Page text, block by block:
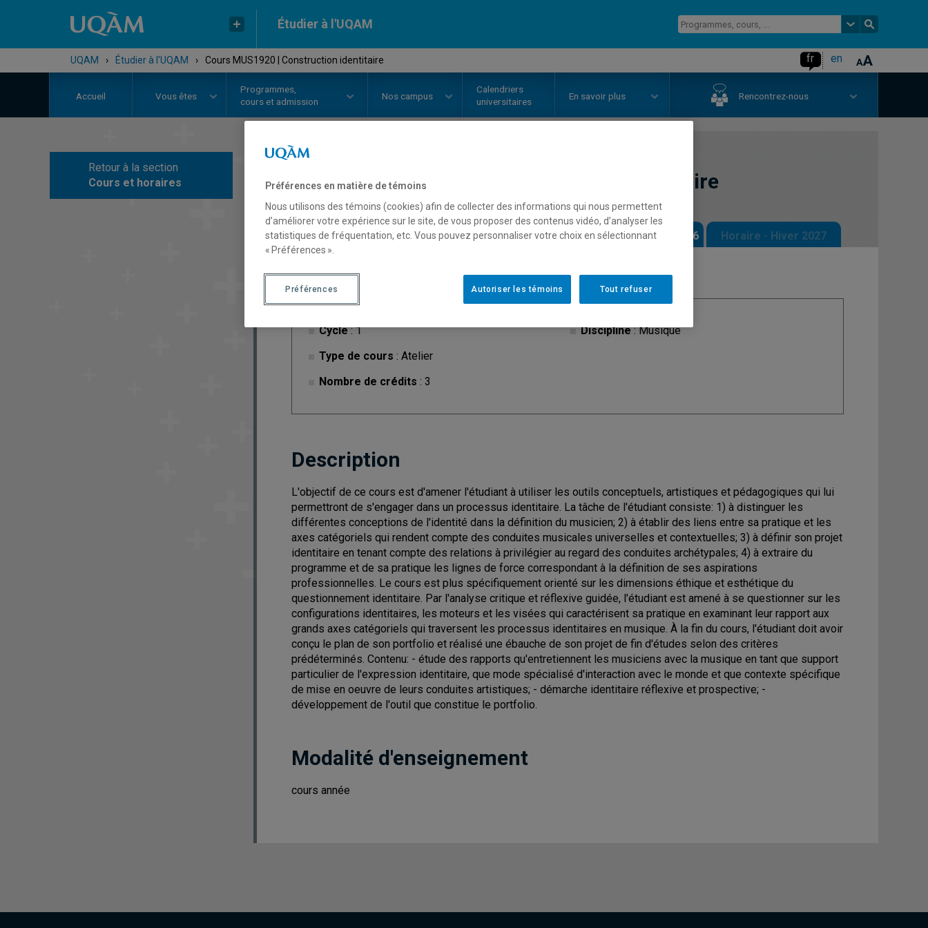
Étudier à l'UQAM
UQAM › Étudier à l'UQAM › Cours MUS1920 | Construction identitaire fr en
Accueil Vous êtes
Programmes,
cours et admission
Nos campus
Calendriers
universitaires
En savoir plus Rencontrez-nous
Retour à la section
Cours et horaires
COURS// MUS1920 Construction identitaire
Description Horaire - Été 2026 Horaire - Automne 2026 Horaire - Hiver 2027
Cycle: 1
Type de cours : Atelier
Nombre de crédits : 3
Discipline: Musique
Description
L'objectif de ce cours est d'amener l'étudiant à utiliser les outils conceptuels, artistiques et pédagogiques qui lui
permettront de s'engager dans un processus identitaire. La tâche de l'étudiant consiste: 1) à distinguer les
différentes conceptions de l'identité dans la définition du musicien; 2) à établir des liens entre sa pratique et les
axes catégoriels qui rendent compte des conduites musicales universelles et contextuelles; 3) à définir son projet
identitaire en tenant compte des relations à privilégier au regard des conduites archétypales; 4) à extraire du
programme et de sa pratique les lignes de force correspondant à la définition de ses aspirations
professionnelles. Le cours est plus spécifiquement orienté sur les dimensions éthique et esthétique du
questionnement identitaire. Par l'analyse critique et réflexive guidée, l'étudiant est amené à se questionner sur les
configurations identitaires, les moteurs et les visées qui caractérisent sa pratique en examinant leur rapport aux
grands axes catégoriels qui traversent les processus identitaires en musique. À la fin du cours, l'étudiant doit avoir
conçu le plan de son portfolio et réalisé une ébauche de son projet de fin d'études selon des critères
prédéterminés. Contenu: - étude des rapports qu'entretiennent les musiciens avec la musique en tant que support
particulier de l'expression identitaire, que mode spécialisé d'interaction avec le monde et que contexte spécifique
de mise en oeuvre de leurs conduites artistiques; - démarche identitaire réflexive et prospective; -
développement de l'outil que constitue le portfolio.
Modalité d'enseignement
cours année
Préférences en matière de témoins
Nous utilisons des témoins (cookies) afin de collecter des informations qui nous permettent
d’améliorer votre expérience sur le site, de vous proposer des contenus vidéo, d’analyser les
statistiques de fréquentation, etc. Vous pouvez personnaliser votre choix en sélectionnant
« Préférences ».
Tout refuser
Autoriser les témoins
Préférences